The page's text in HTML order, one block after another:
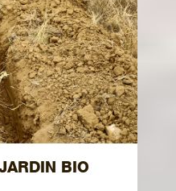
BIO